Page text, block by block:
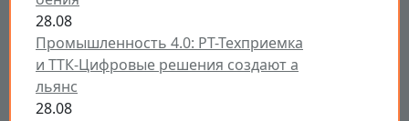
28.08
Промышленность 4.0: РТ-Техприемка
и ТТК-Цифровые решения создают а
льянс
28.08